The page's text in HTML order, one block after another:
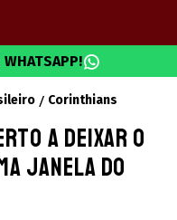
WHATSAPP!
Corinthians
a deixar o
janela do